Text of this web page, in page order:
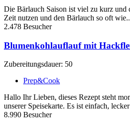
Die Bärlauch Saison ist viel zu kurz und
Zeit nutzen und den Bärlauch so oft
2.478 Besucher
Blumenkohlauflauf mit
Zubereitungsdauer: 50
Prep&Cook
Hallo Ihr Lieben, dieses Rezept steht
unserer Speisekarte. Es ist einfach,
8.990 Besucher